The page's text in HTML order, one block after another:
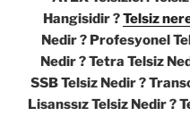
Hangisidir ?Telsiz
Nedir ? Profesyonel
Nedir ? Tetra Telsiz
SSB Telsiz Nedir ?
Lisanssız Telsiz Nedir ?